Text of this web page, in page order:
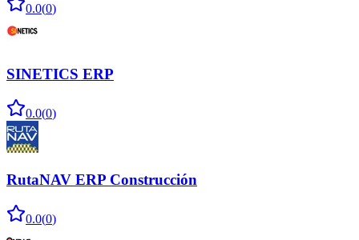
0.0(0)
SINETICS ERP
0.0(0)
RutaNAV ERP Construcción
0.0(0)